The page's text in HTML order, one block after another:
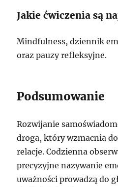
Jakie ćwiczenia są
Mindfulness, dziennik
oraz pauzy refleksyjne.
Podsumowanie
Rozwijanie
droga, który wzmacnia
relacje. Codzienna
precyzyjne nazywanie
uważności prowadzą do